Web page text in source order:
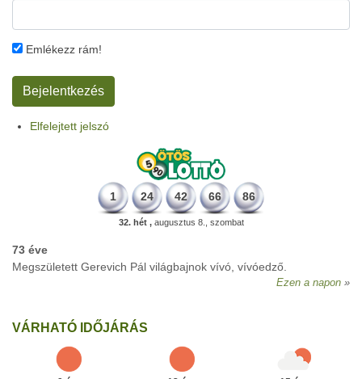
Emlékezz rám!
Elfelejtett jelszó
1 24 42 66 86
32. hét ,augusztus 8., szombat
73 éve
Megszületett Gerevich Pál világbajnok vívó, vívóedző.
Ezen a napon
VÁRHATÓ IDŐJÁRÁS